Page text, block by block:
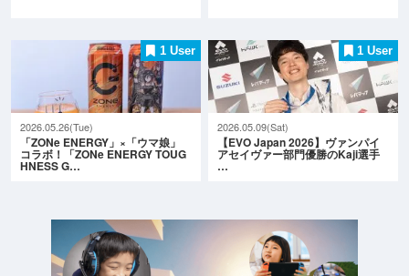
1 User
2026.05.26(Tue)
「ZONe ENERGY」×「ウマ娘」
コラボ！「ZONe ENERGY TOUG
HNESS G…
1 User
2026.05.09(Sat)
【EVO Japan 2026】ヴァンパイ
アセイヴァー部門優勝のKaji選手
…